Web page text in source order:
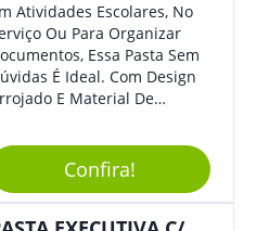
Atividades Escolares, No
Ou Para Organizar
Essa Pasta Sem
É Ideal. Com Design
E Material De
Prático E Agradará Todos Os
Clientes. Leve Sua Marca
Eventos E Feiras
Em Um Item
Confira!